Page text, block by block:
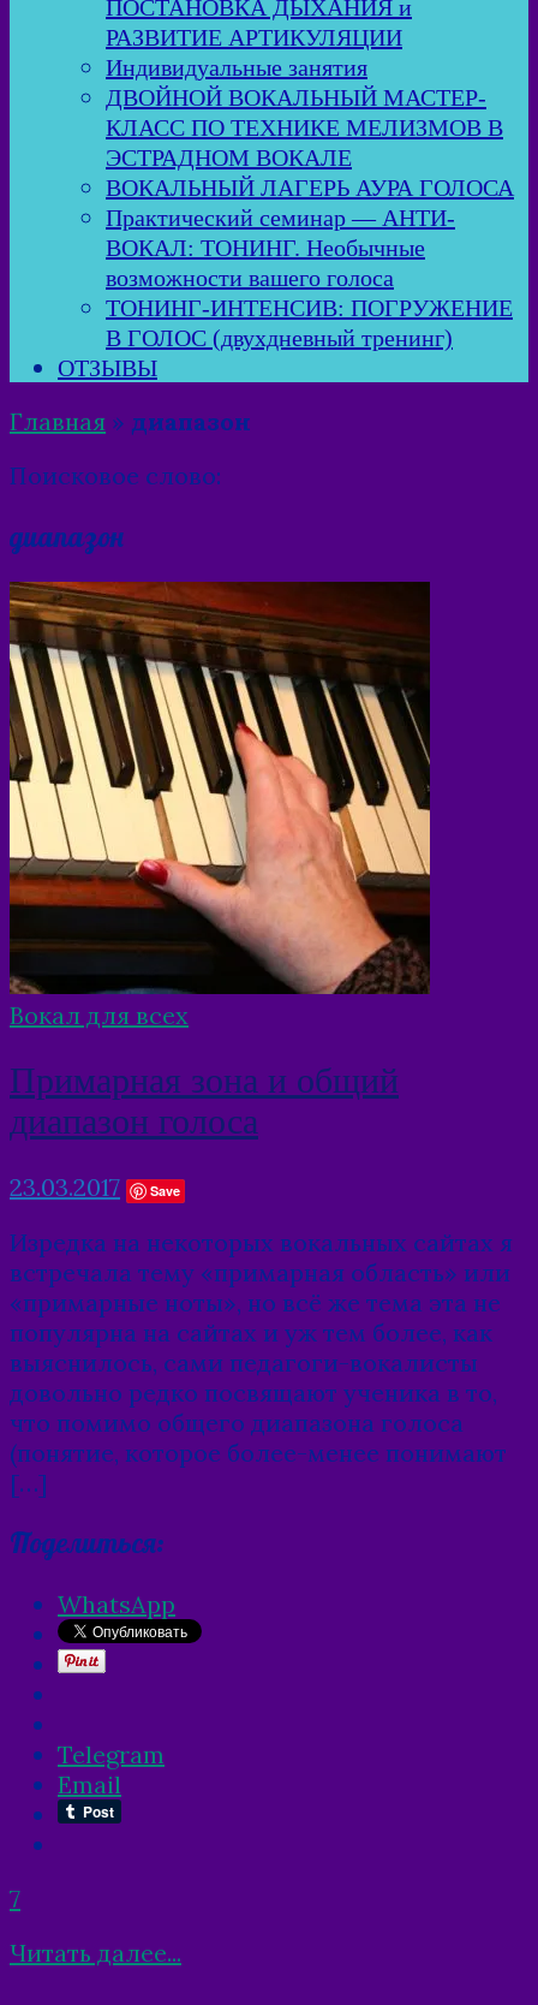
ПОСТАНОВКА ДЫХАНИЯ и
РАЗВИТИЕ АРТИКУЛЯЦИИ
Индивидуальные занятия
ДВОЙНОЙ ВОКАЛЬНЫЙ МАСТЕР-
КЛАСС ПО ТЕХНИКЕ МЕЛИЗМОВ В
ЭСТРАДНОМ ВОКАЛЕ
ВОКАЛЬНЫЙ ЛАГЕРЬ АУРА ГОЛОСА
Практический семинар — АНТИ-
ВОКАЛ: ТОНИНГ. Необычные
возможности вашего голоса
ТОНИНГ-ИНТЕНСИВ: ПОГРУЖЕНИЕ
В ГОЛОС (двухдневный тренинг)
ОТЗЫВЫ
Главная » диапазон
Поисковое слово:
диапазон
Вокал для всех
Примарная зона и общий
диапазон голоса
23.03.2017 Save
Изредка на некоторых вокальных сайтах я
встречала тему «примарная область» или
«примарные ноты», но всё же тема эта не
популярна на сайтах и уж тем более, как
выяснилось, сами педагоги-вокалисты
довольно редко посвящают ученика в то,
что помимо общего диапазона голоса
(понятие, которое более-менее понимают
[…]
Поделиться:
WhatsApp
Telegram
Email
7
Читать далее...